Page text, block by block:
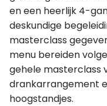
en een heerlijk 4-
deskundige
masterclass
menu bereiden
gehele masterclass
drankarrangement
hoogstandjes.